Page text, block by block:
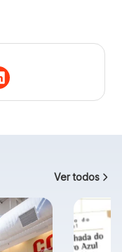
Ver todos